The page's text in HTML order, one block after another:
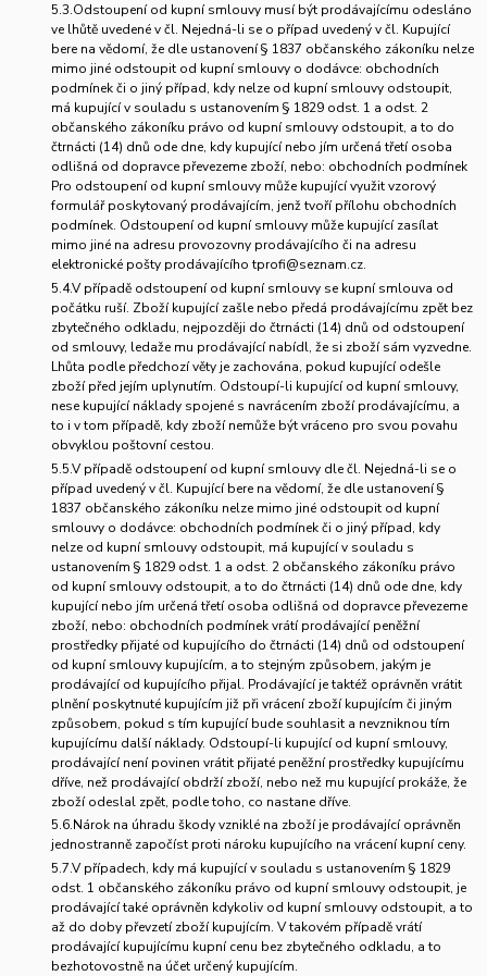
5.3.Odstoupení od kupní smlouvy musí být prodávajícímu odesláno
ve lhůtě uvedené v čl. Nejedná-li se o případ uvedený v čl. Kupující
bere na vědomí, že dle ustanovení § 1837 občanského zákoníku nelze
mimo jiné odstoupit od kupní smlouvy o dodávce: obchodních
podmínek či o jiný případ, kdy nelze od kupní smlouvy odstoupit,
má kupující v souladu s ustanovením § 1829 odst. 1 a odst. 2
občanského zákoníku právo od kupní smlouvy odstoupit, a to do
čtrnácti (14) dnů ode dne, kdy kupující nebo jím určená třetí osoba
odlišná od dopravce převezeme zboží, nebo: obchodních podmínek
Pro odstoupení od kupní smlouvy může kupující využit vzorový
formulář poskytovaný prodávajícím, jenž tvoří přílohu obchodních
podmínek. Odstoupení od kupní smlouvy může kupující zasílat
mimo jiné na adresu provozovny prodávajícího či na adresu
elektronické pošty prodávajícího tprofi@seznam.cz.
5.4.V případě odstoupení od kupní smlouvy se kupní smlouva od
počátku ruší. Zboží kupující zašle nebo předá prodávajícímu zpět bez
zbytečného odkladu, nejpozději do čtrnácti (14) dnů od odstoupení
od smlouvy, ledaže mu prodávající nabídl, že si zboží sám vyzvedne.
Lhůta podle předchozí věty je zachována, pokud kupující odešle
zboží před jejím uplynutím. Odstoupí-li kupující od kupní smlouvy,
nese kupující náklady spojené s navrácením zboží prodávajícímu, a
to i v tom případě, kdy zboží nemůže být vráceno pro svou povahu
obvyklou poštovní cestou.
5.5.V případě odstoupení od kupní smlouvy dle čl. Nejedná-li se o
případ uvedený v čl. Kupující bere na vědomí, že dle ustanovení §
1837 občanského zákoníku nelze mimo jiné odstoupit od kupní
smlouvy o dodávce: obchodních podmínek či o jiný případ, kdy
nelze od kupní smlouvy odstoupit, má kupující v souladu s
ustanovením § 1829 odst. 1 a odst. 2 občanského zákoníku právo
od kupní smlouvy odstoupit, a to do čtrnácti (14) dnů ode dne, kdy
kupující nebo jím určená třetí osoba odlišná od dopravce převezeme
zboží, nebo: obchodních podmínek vrátí prodávající peněžní
prostředky přijaté od kupujícího do čtrnácti (14) dnů od odstoupení
od kupní smlouvy kupujícím, a to stejným způsobem, jakým je
prodávající od kupujícího přijal. Prodávající je taktéž oprávněn vrátit
plnění poskytnuté kupujícím již při vrácení zboží kupujícím či jiným
způsobem, pokud s tím kupující bude souhlasit a nevzniknou tím
kupujícímu další náklady. Odstoupí-li kupující od kupní smlouvy,
prodávající není povinen vrátit přijaté peněžní prostředky kupujícímu
dříve, než prodávající obdrží zboží, nebo než mu kupující prokáže, že
zboží odeslal zpět, podle toho, co nastane dříve.
5.6.Nárok na úhradu škody vzniklé na zboží je prodávající oprávněn
jednostranně započíst proti nároku kupujícího na vrácení kupní ceny.
5.7.V případech, kdy má kupující v souladu s ustanovením § 1829
odst. 1 občanského zákoníku právo od kupní smlouvy odstoupit, je
prodávající také oprávněn kdykoliv od kupní smlouvy odstoupit, a to
až do doby převzetí zboží kupujícím. V takovém případě vrátí
prodávající kupujícímu kupní cenu bez zbytečného odkladu, a to
bezhotovostně na účet určený kupujícím.